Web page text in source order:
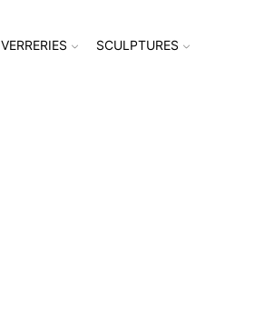
VERRERIES SCULPTURES